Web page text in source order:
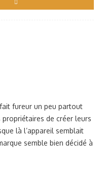
fureur un peu partout
de créer leurs
là l’appareil semblait
semble bien décidé à